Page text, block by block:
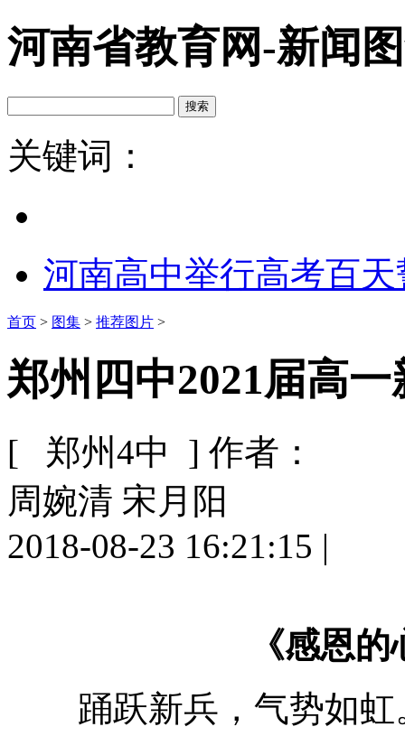
河南省教育网-新闻
关键词：
河南高中举行高考百
首页 > 图集 > 推荐图片 >
郑州四中2021届高
[ 郑州4中 ] 作者：
周婉清 宋月阳
2018-08-23 16:21:15 |
《感恩
踊跃新兵，气势如虹